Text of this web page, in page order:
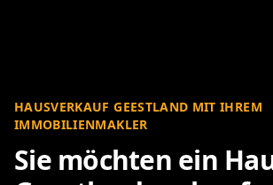
HAUSVERKAUF GEESTLAND MIT IHREM
IMMOBILIENMAKLER
Sie möchten ein